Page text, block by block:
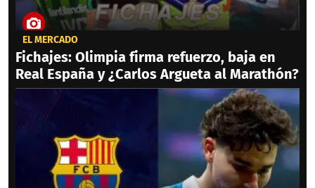
EL MERCADO
Fichajes: Olimpia firma refuerzo, baja en
Real España y ¿Carlos Argueta al Marathón?